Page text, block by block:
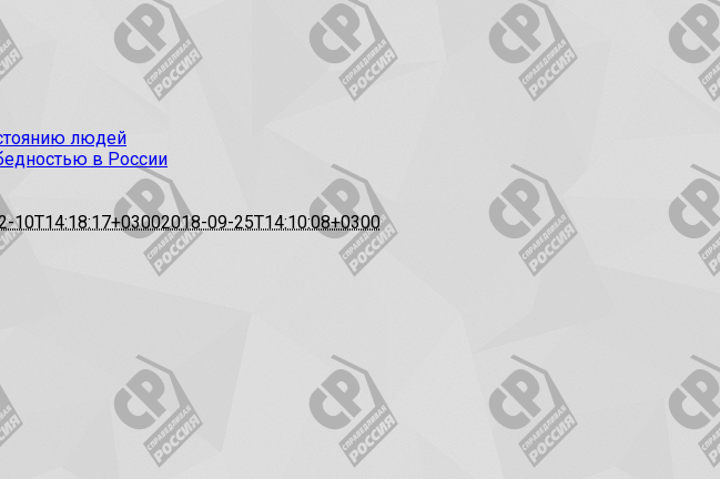
людей
в России
10T14:18:17+03002018-09-25T14:10:08+0300